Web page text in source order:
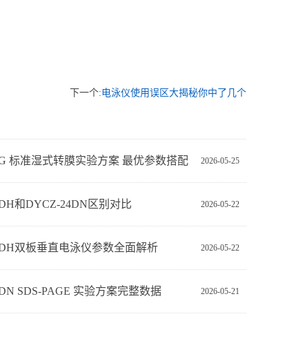
下一个:电泳仪使用误区大揭秘你中了几个
2026-05-25
标准湿式转膜实验方案 最优参数搭配
2026-05-22
和DYCZ-24DN区别对比
2026-05-22
双板垂直电泳仪参数全面解析
2026-05-21
SDS‑PAGE 实验方案完整数据